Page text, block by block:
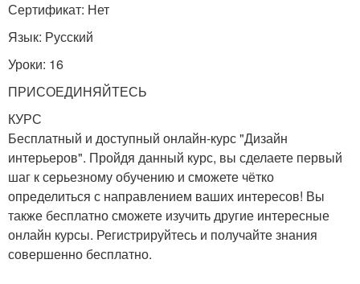
Сертификат: Нет
Язык: Русский
Уроки: 16
ПРИСОЕДИНЯЙТЕСЬ
КУРС
Бесплатный и доступный онлайн-курс "Дизайн
интерьеров". Пройдя данный курс, вы сделаете первый
шаг к серьезному обучению и сможете чётко
определиться с направлением ваших интересов! Вы
также бесплатно сможете изучить другие интересные
онлайн курсы. Регистрируйтесь и получайте знания
совершенно бесплатно.